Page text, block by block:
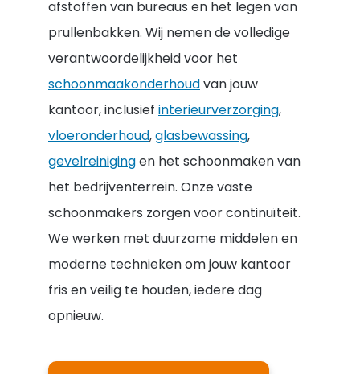
afstoffen van bureaus en het legen van
prullenbakken. Wij nemen de volledige
verantwoordelijkheid voor het
schoonmaakonderhoudvan jouw
kantoor, inclusief interieurverzorging,
vloeronderhoud,glasbewassing,
gevelreinigingen het schoonmaken van
het bedrijventerrein. Onze vaste
schoonmakers zorgen voor continuïteit.
We werken met duurzame middelen en
moderne technieken om jouw kantoor
fris en veilig te houden, iedere dag
opnieuw.